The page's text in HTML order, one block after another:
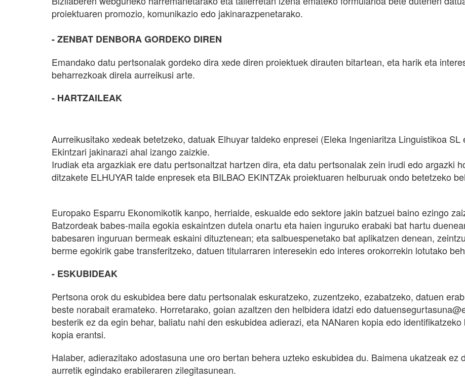
proiektuaren promozio, komunikazio edo jakinarazpenetarako.
- ZENBAT DENBORA GORDEKO DIREN
Emandako datu pertsonalak gordeko dira xede diren proiektuek dirauten bitartean, eta harik eta
beharrezkoak direla aurreikusi arte.
- HARTZAILEAK
Aurreikusitako xedeak betetzeko, datuak Elhuyar taldeko enpresei (Eleka Ingeniaritza Linguistikoa
Ekintzari jakinarazi ahal izango zaizkie.
Irudiak eta argazkiak ere datu pertsonaltzat hartzen dira, eta datu pertsonalak zein irudi edo argazki
ditzakete ELHUYAR talde enpresek eta BILBAO EKINTZAk proiektuaren helburuak ondo betetzeko
Europako Esparru Ekonomikotik kanpo, herrialde, eskualde edo sektore jakin batzuei baino ezingo
Batzordeak babes-maila egokia eskaintzen dutela onartu eta haien inguruko erabaki bat hartu
babesaren inguruan bermeak eskaini dituztenean; eta salbuespenetako bat aplikatzen denean,
berme egokirik gabe transferitzeko, datuen titularraren interesekin edo interes orokorrekin lotutako
- ESKUBIDEAK
Pertsona orok du eskubidea bere datu pertsonalak eskuratzeko, zuzentzeko, ezabatzeko, datuen
beste norabait eramateko. Horretarako, goian azaltzen den helbidera idatzi edo
besterik ez da egin behar, baliatu nahi den eskubidea adierazi, eta NANaren kopia edo
kopia erantsi.
Halaber, adierazitako adostasuna une oro bertan behera uzteko eskubidea du. Baimena ukatzeak ez
aurretik egindako erabileraren zilegitasunean.